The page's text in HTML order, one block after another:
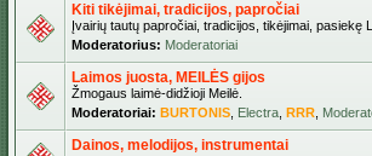
Kiti tikėjimai, tradicijos, papročiai
Įvairių tautų papročiai, tradicijos, tikėjimai, pasiekę
Moderatorius: Moderatoriai
Laimos juosta, MEILĖS gijos
Žmogaus laimė-didžioji Meilė.
Moderatoriai: BURTONIS Electra RRR
Dainos, melodijos, instrumentai